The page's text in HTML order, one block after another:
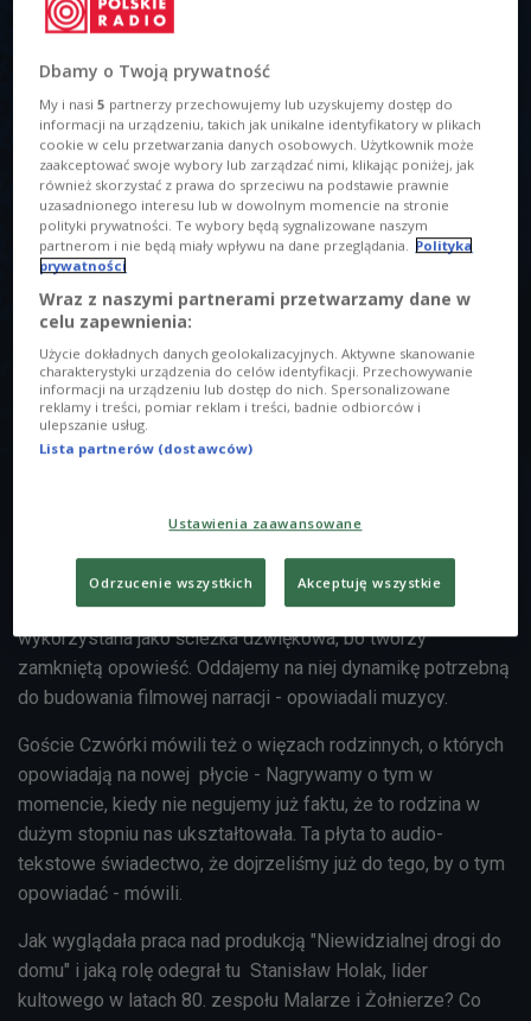
Jakub Holak, Mateusz Holak Foto: Martyna Ogonek/Czwórka
O AUDYCJI
00:00
Tytuł
"Niewidzialna droga do domu" - muzyka w stylu mocumentary
Pomysł był taki, by odbiorca mógł w trakcie słuchania płyty
wymyślić do niej własny serial. - Płyta mogłaby zostać
wykorzystana jako ścieżka dźwiękowa, bo tworzy
zamkniętą opowieść. Oddajemy na niej dynamikę potrzebną
do budowania filmowej narracji - opowiadali muzycy.
Goście Czwórki mówili też o więzach rodzinnych, o których
opowiadają na nowej płycie - Nagrywamy o tym w
momencie, kiedy nie negujemy już faktu, że to rodzina w
dużym stopniu nas ukształtowała. Ta płyta to audio-
tekstowe świadectwo, że dojrzeliśmy już do tego, by o tym
opowiadać - mówili.
Jak wyglądała praca nad produkcją "Niewidzialnej drogi do
domu" i jaką rolę odegrał tu Stanisław Holak, lider
kultowego w latach 80. zespołu Malarze i Żołnierze? Co
Dbamy o Twoją prywatność
My i nasi5 partnerzy przechowujemy lub uzyskujemy dostęp do
informacji na urządzeniu, takich jak unikalne identyfikatory w plikach
cookie w celu przetwarzania danych osobowych. Użytkownik może
zaakceptować swoje wybory lub zarządzać nimi, klikając poniżej, jak
również skorzystać z prawa do sprzeciwu na podstawie prawnie
uzasadnionego interesu lub w dowolnym momencie na stronie
polityki prywatności. Te wybory będą sygnalizowane naszym
partnerom i nie będą miały wpływu na dane przeglądania.
Polityka
prywatności
Wraz z naszymi partnerami przetwarzamy dane w
celu zapewnienia:
Użycie dokładnych danych geolokalizacyjnych. Aktywne skanowanie
charakterystyki urządzenia do celów identyfikacji. Przechowywanie
informacji na urządzeniu lub dostęp do nich. Spersonalizowane
reklamy i treści, pomiar reklam i treści, badnie odbiorców i
ulepszanie usług.
Lista partnerów (dostawców)
Ustawienia zaawansowane
Odrzucenie wszystkich Akceptuję wszystkie